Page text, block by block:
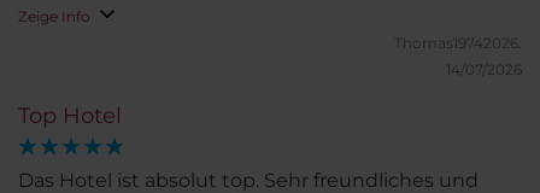
den Autolärm, von der Straße. Aber man hat ja
Ohrenstöpsel. Ansonsten konnte man alles gut
Zeige Info
Thomas19742026.
14/07/2026
Top Hotel
Das Hotel ist absolut top. Sehr freundliches und